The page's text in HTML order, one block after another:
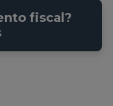
fiscal?